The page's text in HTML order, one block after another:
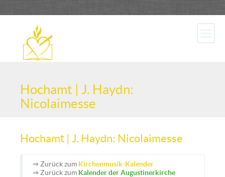
Hochamt | J. Haydn:
Nicolaimesse
Hochamt | J. Haydn: Nicolaimesse
⇒ Zurück zum Kirchenmusik-Kalender
⇒ Zurück zum Kalender der Augustinerkirche